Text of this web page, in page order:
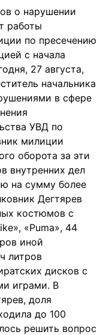
о нарушении
работы
по пресечению
с начала
27 августа,
начальника
в сфере
УВД по
милиции
оборота за эти
внутренних дел
на сумму более
Дегтярев
костюмов с
«Puma», 44
иной
литров
дисков с
играми. В
доля
до 100
решить вопрос